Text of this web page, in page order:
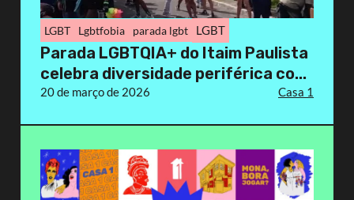
LGBT Lgbtfobia parada lgbt LGBT
Parada LGBTQIA+ do Itaim Paulista
celebra diversidade periférica co...
20 de março de 2026 Casa 1